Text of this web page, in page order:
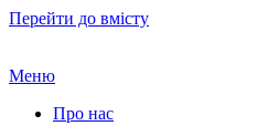
Перейти до вмісту
Меню
Про нас